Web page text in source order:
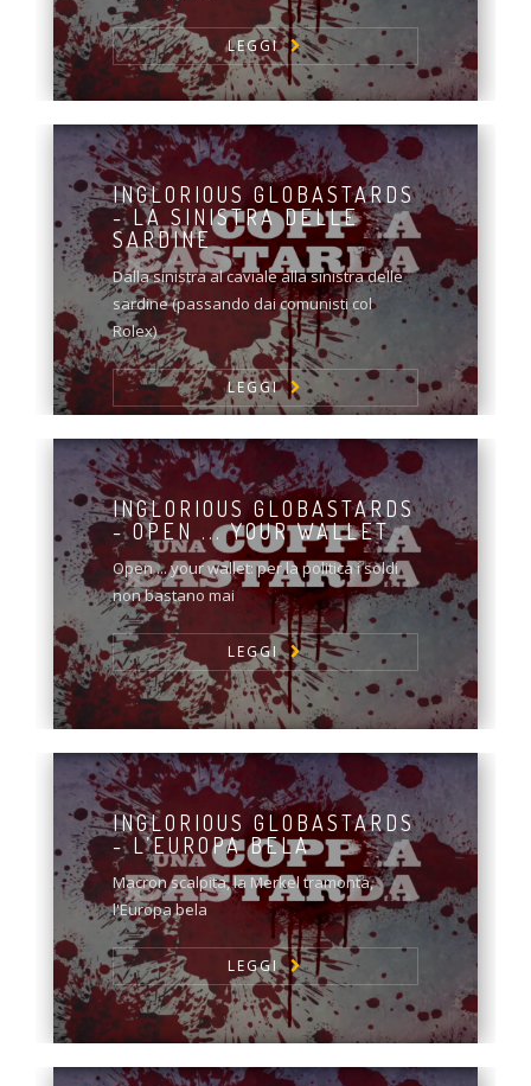
LEGGI
INGLORIOUS GLOBASTARDS
- LA SINISTRA DELLE
SARDINE
Dalla sinistra al caviale alla sinistra delle
sardine (passando dai comunisti col
Rolex)
LEGGI
INGLORIOUS GLOBASTARDS
- OPEN ... YOUR WALLET
Open ... your wallet: per la politica i soldi
non bastano mai
LEGGI
INGLORIOUS GLOBASTARDS
- L’EUROPA BELA
Macron scalpita, la Merkel tramonta,
l'Europa bela
LEGGI